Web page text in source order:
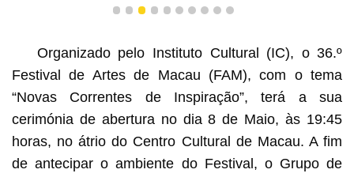
1 2 3 4 5 6 7 8 9 10
Organizado pelo Instituto Cultural (IC), o 36.º
Festival de Artes de Macau (FAM), com o tema
“Novas Correntes de Inspiração”, terá a sua
cerimónia de abertura no dia 8 de Maio, às 19:45
horas, no átrio do Centro Cultural de Macau. A fim
de antecipar o ambiente do Festival, o Grupo de